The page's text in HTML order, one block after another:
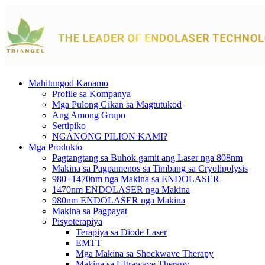
Mahitungod Kanamo
Profile sa Kompanya
Mga Pulong Gikan sa Magtutukod
Ang Among Grupo
Sertipiko
NGANONG PILION KAMI?
Mga Produkto
Pagtangtang sa Buhok gamit ang Laser nga 808nm
Makina sa Pagpamenos sa Timbang sa Cryolipolysis
980+1470nm nga Makina sa ENDOLASER
1470nm ENDOLASER nga Makina
980nm ENDOLASER nga Makina
Makina sa Pagpayat
Pisyoterapiya
Terapiya sa Diode Laser
EMTT
Mga Makina sa Shockwave Therapy